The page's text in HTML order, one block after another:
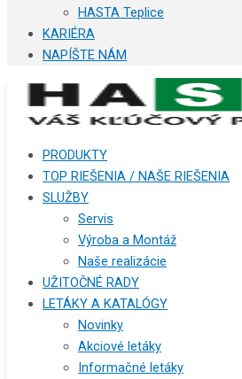
HASTA Teplice
KARIÉRA
NAPÍŠTE NÁM
PRODUKTY
TOP RIEŠENIA / NAŠE RIEŠENIA
SLUŽBY
Servis
Výroba a Montáž
Naše realizácie
UŽITOČNÉ RADY
LETÁKY A KATALÓGY
Novinky
Akciové letáky
Informačné letáky